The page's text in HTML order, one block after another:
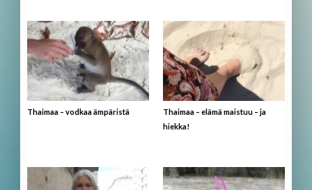
Thaimaa – vodkaa ämpäristä
Thaimaa – elämä maistuu – ja
hiekka!